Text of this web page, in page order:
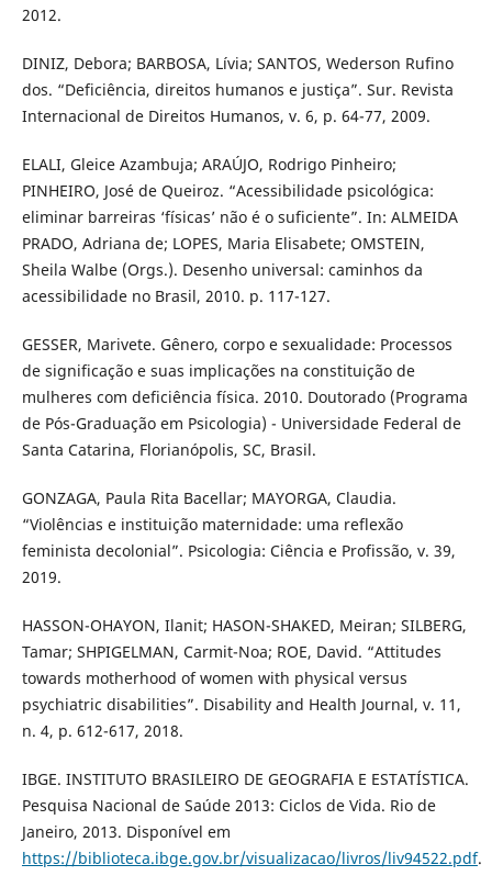
2012.
DINIZ, Debora; BARBOSA, Lívia; SANTOS, Wederson Rufino
dos. “Deficiência, direitos humanos e justiça”. Sur. Revista
Internacional de Direitos Humanos, v. 6, p. 64-77, 2009.
ELALI, Gleice Azambuja; ARAÚJO, Rodrigo Pinheiro;
PINHEIRO, José de Queiroz. “Acessibilidade psicológica:
eliminar barreiras ‘físicas’ não é o suficiente”. In: ALMEIDA
PRADO, Adriana de; LOPES, Maria Elisabete; OMSTEIN,
Sheila Walbe (Orgs.). Desenho universal: caminhos da
acessibilidade no Brasil, 2010. p. 117-127.
GESSER, Marivete. Gênero, corpo e sexualidade: Processos
de significação e suas implicações na constituição de
mulheres com deficiência física. 2010. Doutorado (Programa
de Pós-Graduação em Psicologia) - Universidade Federal de
Santa Catarina, Florianópolis, SC, Brasil.
GONZAGA, Paula Rita Bacellar; MAYORGA, Claudia.
“Violências e instituição maternidade: uma reflexão
feminista decolonial”. Psicologia: Ciência e Profissão, v. 39,
2019.
HASSON-OHAYON, Ilanit; HASON-SHAKED, Meiran; SILBERG,
Tamar; SHPIGELMAN, Carmit-Noa; ROE, David. “Attitudes
towards motherhood of women with physical versus
psychiatric disabilities”. Disability and Health Journal, v. 11,
n. 4, p. 612-617, 2018.
IBGE. INSTITUTO BRASILEIRO DE GEOGRAFIA E ESTATÍSTICA.
Pesquisa Nacional de Saúde 2013: Ciclos de Vida. Rio de
Janeiro, 2013. Disponível em
https://biblioteca.ibge.gov.br/visualizacao/livros/liv94522.pdf.